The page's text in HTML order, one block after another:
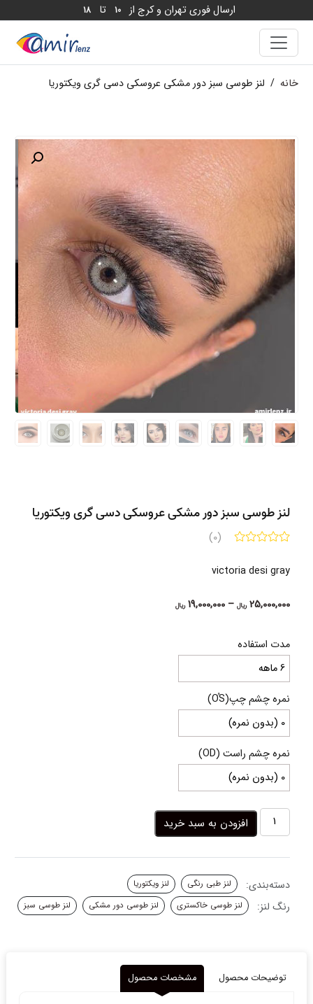
ارسال فوری تهران و کرج از 10 تا 18
خانه / لنز طوسی سبز دور مشکی عروسکی دسی گری ویکتوریا
لنز طوسی سبز دور مشکی عروسکی دسی گری ویکتوریا
(0)
victoria desi gray
25,000,000 ریال –
19,000,000 ریالPrice
مدت استفاده
نمره چشم چپ(OُS)
نمره چشم راست (OD)
لنز
طوسی
دور
عروسکی
دسی
گری
افزودن به سبد خرید
دسته‌بندی: لنز طبی رنگی لنز ویکتوریا
رنگ لنز: لنز طوسی خاکستری لنز طوسی دور مشکی لنز طوسی سبز
توضیحات محصول مشخصات محصول